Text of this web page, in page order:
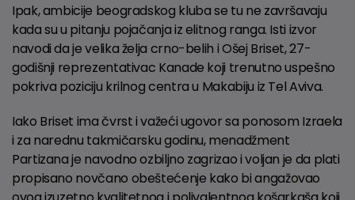
Ipak, ambicije beogradskog kluba se tu ne završavaju
kada su u pitanju pojačanja iz elitnog ranga. Isti izvor
navodi da je velika želja crno-belih i Ošej Briset, 27-
godišnji reprezentativac Kanade koji trenutno uspešno
pokriva poziciju krilnog centra u Makabiju iz Tel Aviva.
Iako Briset ima čvrst i važeći ugovor sa ponosom Izraela
i za narednu takmičarsku godinu, menadžment
Partizana je navodno ozbiljno zagrizao i voljan je da plati
propisano novčano obeštećenje kako bi angažovao